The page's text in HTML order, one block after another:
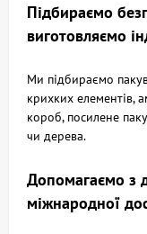
Підбираємо
виготовляємо
Ми підбираємо
крихких елементів,
короб, посилене
чи дерева.
Допомагаємо з
міжнародної